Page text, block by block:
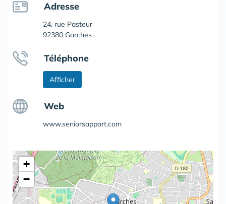
Adresse
24, rue Pasteur
92380 Garches
Téléphone
Afficher
Web
www.seniorsappart.com
+
−